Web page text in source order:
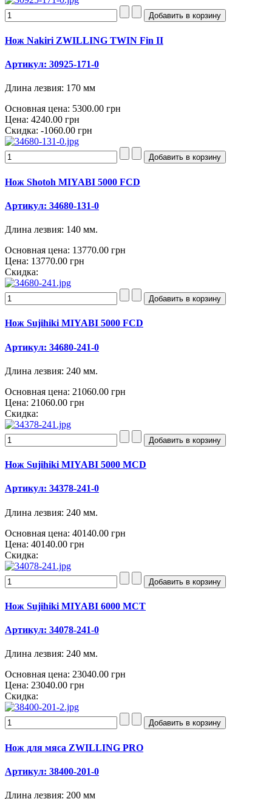
Нож Nakiri ZWILLING TWIN Fin II
Артикул: 30925-171-0
Длина лезвия: 170 мм
Основная цена: 5300.00 грн
Цена: 4240.00 грн
Скидка: -1060.00 грн
Нож Shotoh MIYABI 5000 FCD
Артикул: 34680-131-0
Длина лезвия: 140 мм.
Основная цена: 13770.00 грн
Цена: 13770.00 грн
Скидка:
Нож Sujihiki MIYABI 5000 FCD
Артикул: 34680-241-0
Длина лезвия: 240 мм.
Основная цена: 21060.00 грн
Цена: 21060.00 грн
Скидка:
Нож Sujihiki MIYABI 5000 MCD
Артикул: 34378-241-0
Длина лезвия: 240 мм.
Основная цена: 40140.00 грн
Цена: 40140.00 грн
Скидка:
Нож Sujihiki MIYABI 6000 MCT
Артикул: 34078-241-0
Длина лезвия: 240 мм.
Основная цена: 23040.00 грн
Цена: 23040.00 грн
Скидка:
Нож для мяса ZWILLING PRO
Артикул: 38400-201-0
Длина лезвия: 200 мм